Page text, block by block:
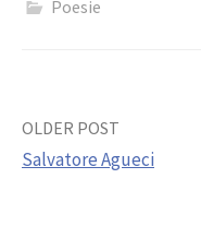
Poesie
Post
OLDER POST
Salvatore Agueci